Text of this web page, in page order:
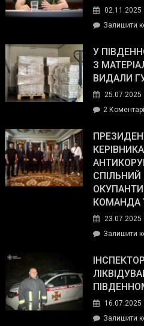
02.11.2025
Залишити
У
З
ВИДАЛИ
25.07.2025
2 Коментарі
СПІЛЬНИЙ
КОМАНДА
23.07.2025
Залишити
16.07.2025
Залишити